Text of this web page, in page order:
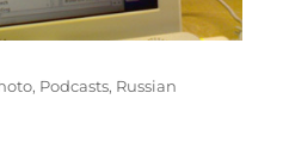
, Podcasts, Russian